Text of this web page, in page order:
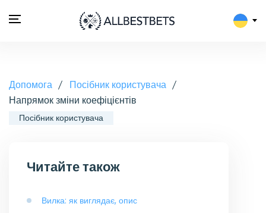
Допомога
Посібник користувача
Напрямок зміни коефіцієнтів
Посібник користувача
Читайте також
Вилка: як виглядає, опис